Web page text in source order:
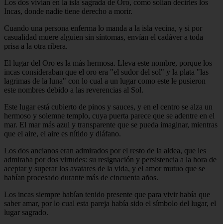
Los dos vivían en la isla sagrada de Oro, como solían decirles los
Incas, donde nadie tiene derecho a morir.
Cuando una persona enferma lo manda a la isla vecina, y si por
casualidad muere alguien sin síntomas, envían el cadáver a toda
prisa a la otra ribera.
El lugar del Oro es la más hermosa. Lleva este nombre, porque los
incas consideraban que el oro era "el sudor del sol" y la plata "las
lagrimas de la luna" con lo cual a un lugar como este le pusieron
este nombres debido a las reverencias al Sol.
Este lugar está cubierto de pinos y sauces, y en el centro se alza un
hermoso y solemne templo, cuya puerta parece que se adentre en el
mar. El mar más azul y transparente que se pueda imaginar, mientras
que el aire, el aire es nítido y diáfano.
Los dos ancianos eran admirados por el resto de la aldea, que les
admiraba por dos virtudes: su resignación y persistencia a la hora de
aceptar y superar los avatares de la vida, y el amor mutuo que se
habían procesado durante más de cincuenta años.
Los incas siempre habían tenido presente que para vivir había que
saber amar, por lo cual esta pareja había sido el símbolo del lugar, el
lugar sagrado.